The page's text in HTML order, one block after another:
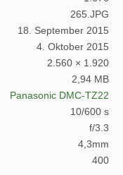
265.JPG
18. September 2015
4. Oktober 2015
2.560 × 1.920
2,94 MB
Panasonic DMC-TZ22
10/600 s
f/3.3
4,3mm
400